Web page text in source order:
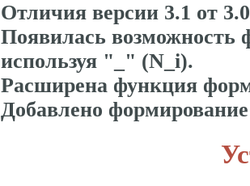
Отличия версии 3.1 от
Появилась возможность
используя "_" (N_i).
Расширена функция
Добавлено